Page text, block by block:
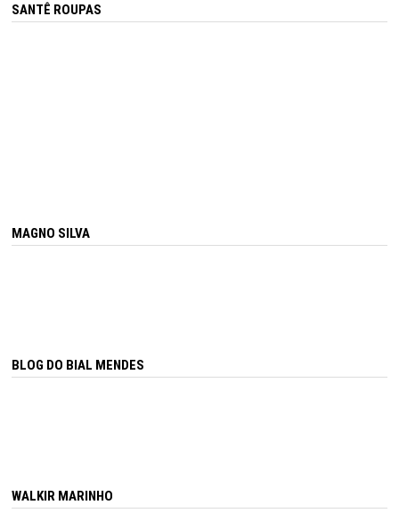
SANTÊ ROUPAS
MAGNO SILVA
BLOG DO BIAL MENDES
WALKIR MARINHO